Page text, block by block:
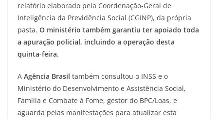
relatório elaborado pela Coordenação-Geral de
Inteligência da Previdência Social (CGINP), da própria
pasta. O ministério também garantiu ter apoiado toda
a apuração policial, incluindo a operação desta
quinta-feira.
A Agência Brasil também consultou o INSS e o
Ministério do Desenvolvimento e Assistência Social,
Família e Combate à Fome, gestor do BPC/Loas, e
aguarda pelas manifestações para atualizar esta